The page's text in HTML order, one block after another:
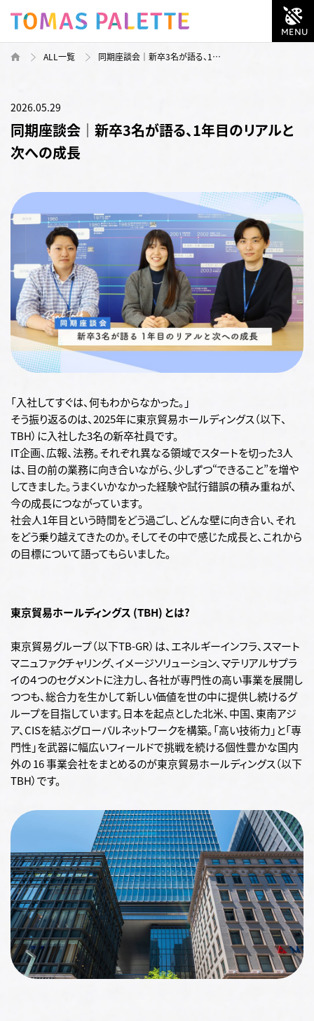
ALL一覧 同期座談会｜新卒3名が語る、1…
2026.05.29
同期座談会｜新卒3名が語る、1年目のリアルと
次への成長
「入社してすぐは、何もわからなかった。」
そう振り返るのは、2025年に東京貿易ホールディングス（以下、
TBH）に入社した3名の新卒社員です。
IT企画、広報、法務。それぞれ異なる領域でスタートを切った3人
は、目の前の業務に向き合いながら、少しずつ“できること”を増や
してきました。うまくいかなかった経験や試行錯誤の積み重ねが、
今の成長につながっています。
社会人1年目という時間をどう過ごし、どんな壁に向き合い、それ
をどう乗り越えてきたのか。そしてその中で感じた成長と、これから
の目標について語ってもらいました。
東京貿易ホールディングス (TBH) とは?
東京貿易グループ（以下TB-GR）は、エネルギーインフラ、スマート
マニュファクチャリング、イメージソリューション、マテリアルサプラ
イの４つのセグメントに注力し、各社が専門性の高い事業を展開し
つつも、総合力を生かして新しい価値を世の中に提供し続けるグ
ループを目指しています。日本を起点とした北米、中国、東南アジ
ア、CISを結ぶグローバルネットワークを構築。「高い技術力」と「専
門性」を武器に幅広いフィールドで挑戦を続ける個性豊かな国内
外の 16 事業会社をまとめるのが東京貿易ホールディングス（以下
TBH）です。